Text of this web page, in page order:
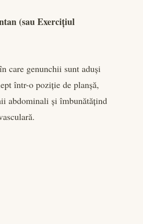
(sau Exercițiul
care genunchii sunt aduși
într-o poziție de planșă,
abdominali și îmbunătățind